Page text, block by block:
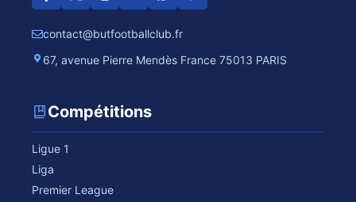
contact@butfootballclub.fr
67, avenue Pierre Mendès France 75013 PARIS
Compétitions
Ligue 1
Liga
Premier League